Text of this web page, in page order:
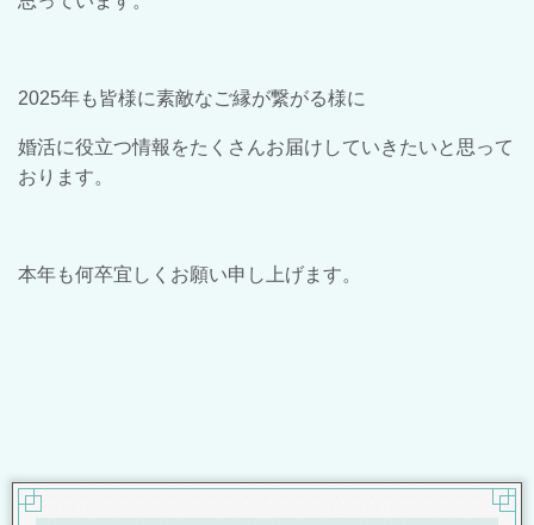
2025年も皆様に素敵なご縁が繋がる様に
婚活に役立つ情報をたくさんお届けしていきたいと思って
おります。
本年も何卒宜しくお願い申し上げます。